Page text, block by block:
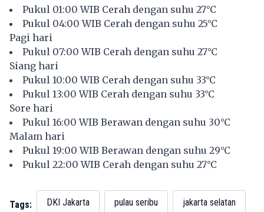
Pukul 01:00 WIB Cerah dengan suhu 27°C
Pukul 04:00 WIB Cerah dengan suhu 25°C
Pagi hari
Pukul 07:00 WIB Cerah dengan suhu 27°C
Siang hari
Pukul 10:00 WIB Cerah dengan suhu 33°C
Pukul 13:00 WIB Cerah dengan suhu 33°C
Sore hari
Pukul 16:00 WIB Berawan dengan suhu 30°C
Malam hari
Pukul 19:00 WIB Berawan dengan suhu 29°C
Pukul 22:00 WIB Cerah dengan suhu 27°C
Tags: DKI Jakarta pulau seribu jakarta selatan